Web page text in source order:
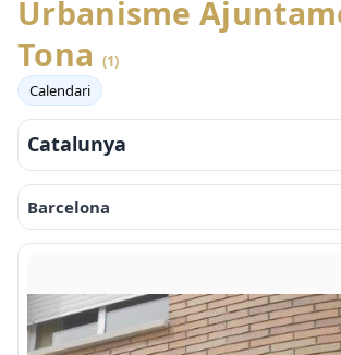
Urbanisme
Tona (1)
Calendari
Catalunya
Barcelona